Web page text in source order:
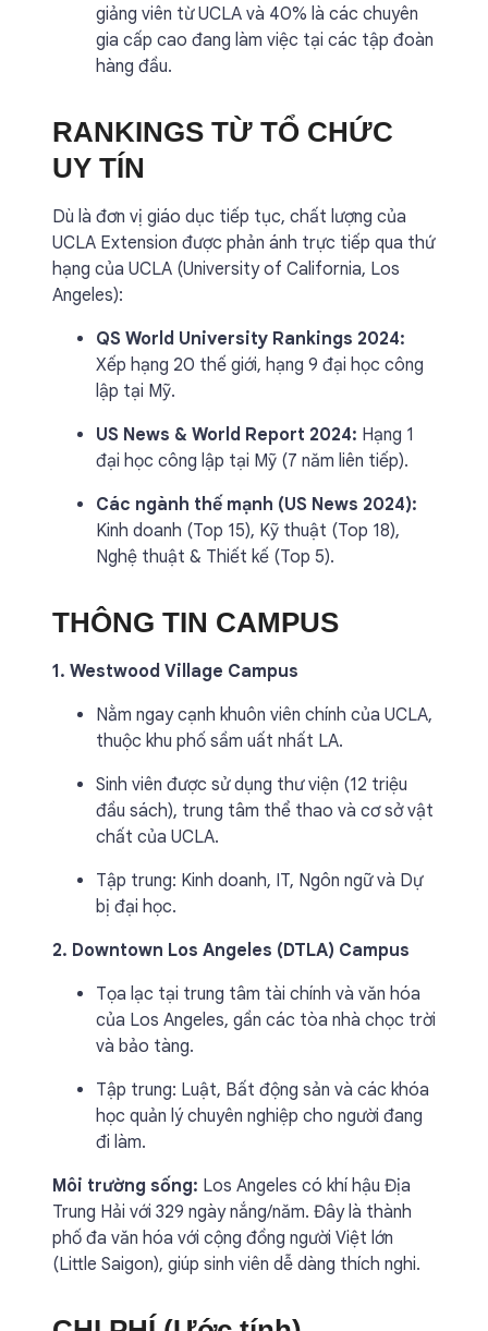
giảng viên từ UCLA và 40% là các chuyên
gia cấp cao đang làm việc tại các tập đoàn
hàng đầu.
RANKINGS TỪ TỔ CHỨC
UY TÍN
Dù là đơn vị giáo dục tiếp tục, chất lượng của
UCLA Extension được phản ánh trực tiếp qua thứ
hạng của UCLA (University of California, Los
Angeles):
QS World University Rankings 2024:
Xếp hạng 20 thế giới, hạng 9 đại học công
lập tại Mỹ.
US News & World Report 2024: Hạng 1
đại học công lập tại Mỹ (7 năm liên tiếp).
Các ngành thế mạnh (US News 2024):
Kinh doanh (Top 15), Kỹ thuật (Top 18),
Nghệ thuật & Thiết kế (Top 5).
THÔNG TIN CAMPUS
1. Westwood Village Campus
Nằm ngay cạnh khuôn viên chính của UCLA,
thuộc khu phố sầm uất nhất LA.
Sinh viên được sử dụng thư viện (12 triệu
đầu sách), trung tâm thể thao và cơ sở vật
chất của UCLA.
Tập trung: Kinh doanh, IT, Ngôn ngữ và Dự
bị đại học.
2. Downtown Los Angeles (DTLA) Campus
Tọa lạc tại trung tâm tài chính và văn hóa
của Los Angeles, gần các tòa nhà chọc trời
và bảo tàng.
Tập trung: Luật, Bất động sản và các khóa
học quản lý chuyên nghiệp cho người đang
đi làm.
Môi trường sống: Los Angeles có khí hậu Địa
Trung Hải với 329 ngày nắng/năm. Đây là thành
phố đa văn hóa với cộng đồng người Việt lớn
(Little Saigon), giúp sinh viên dễ dàng thích nghi.